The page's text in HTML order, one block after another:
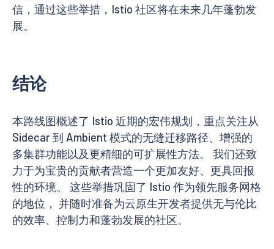
信，通过这些举措，Istio 社区将在未来几年蓬勃发
展。
结论
本路线图概述了 Istio 近期的宏伟规划，重点关注从
Sidecar 到 Ambient 模式的无缝迁移路径、增强的
多集群功能以及更精细的可扩展性方法。 我们还致
力于为宝贵的贡献者营造一个更加友好、更具回报
性的环境。 这些举措巩固了 Istio 作为领先服务网格
的地位， 并随时准备为云原生开发者提供无与伦比
的效率、控制力和蓬勃发展的社区。